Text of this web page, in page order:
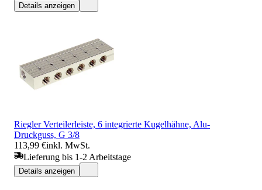
Details anzeigen
Riegler Verteilerleiste, 6 integrierte Kugelhähne, Alu-
Druckguss, G 3/8
113,99 €inkl. MwSt.
Lieferung bis 1-2 Arbeitstage
Details anzeigen